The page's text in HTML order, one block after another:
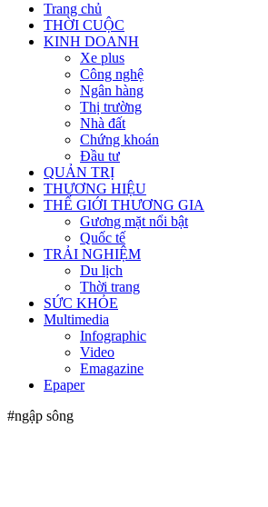
Trang chủ
THỜI CUỘC
KINH DOANH
Xe plus
Công nghệ
Ngân hàng
Thị trường
Nhà đất
Chứng khoán
Đầu tư
QUẢN TRỊ
THƯƠNG HIỆU
THẾ GIỚI THƯƠNG GIA
Gương mặt nổi bật
Quốc tế
TRẢI NGHIỆM
Du lịch
Thời trang
SỨC KHỎE
Multimedia
Infographic
Video
Emagazine
Epaper
#ngập sông